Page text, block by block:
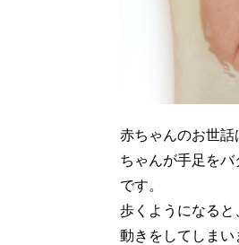
赤ちゃんのお世
ちゃんが手足を
です。
歩くようになる
動きをしてしま